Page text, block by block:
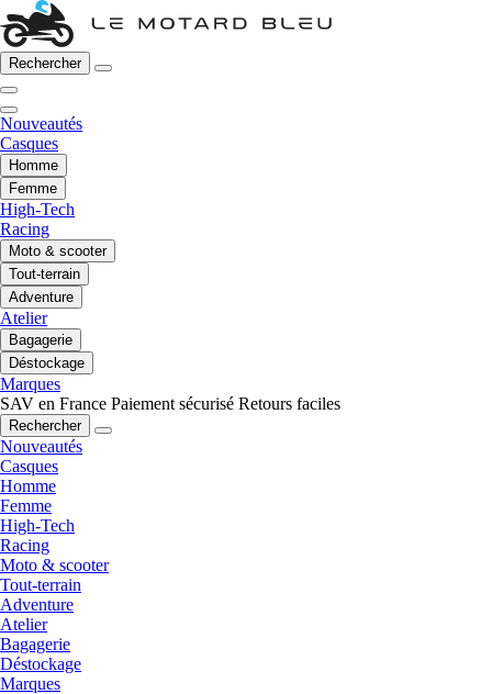
Rechercher
Nouveautés
Casques
Homme
Femme
High-Tech
Racing
Moto & scooter
Tout-terrain
Adventure
Atelier
Bagagerie
Déstockage
Marques
SAV en France Paiement sécurisé Retours faciles
Rechercher
Nouveautés
Casques
Homme
Femme
High-Tech
Racing
Moto & scooter
Tout-terrain
Adventure
Atelier
Bagagerie
Déstockage
Marques